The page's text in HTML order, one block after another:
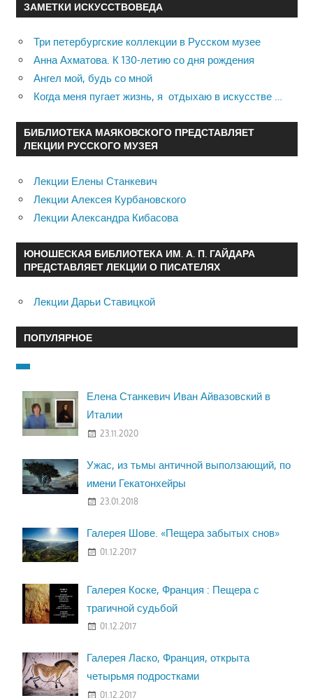
ЗАМЕТКИ ИСКУССТВОВЕДА
Три петербургские коллекции в Русском музее
Анна Ахматова. К 130-летию со дня рождения
Ангел мой, будь со мной
Когда меня пугает жизнь, я отдыхаю в искусстве …
БИБЛИОТЕКА МАЯКОВСКОГО ПРЕДСТАВЛЯЕТ
ЛЕКЦИИ РУССКОГО МУЗЕЯ
Лекции Елены Станкевич
Лекции Алексея Курбановского
Лекции Александра Кибасова
ЮНОШЕСКАЯ БИБЛИОТЕКА ИМ. А. П. ГАЙДАРА
ПРЕДСТАВЛЯЕТ ЛЕКЦИИ О ПИСАТЕЛЯХ
Лекции Дарьи Ставицкой
ПОПУЛЯРНОЕ
Елена Станкевич Иван Айвазовский в
Италии
23.11.2020
Ужас, из тьмы античной выползающий, по
имени Гекатонхейры
23.01.2018
Галерея Шове. «Пещера забытых снов»
01.12.2017
Галерея Коске, Франция : Пещера с
трагичной судьбой
01.12.2017
Галерея Ласко, Франция, открыта
четырьмя подростками
01.12.2017